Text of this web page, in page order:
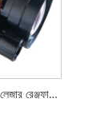
18 কিলোমিটার লেজার রেঞ্জফাইন্ডার মডিউল